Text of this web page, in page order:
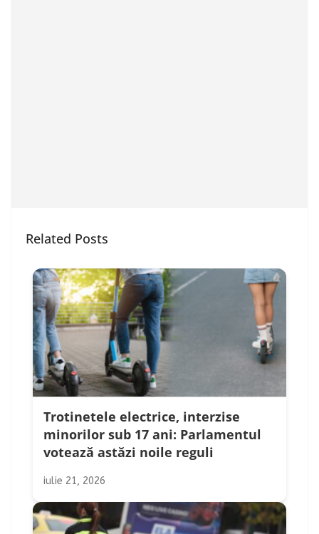
Related Posts
Trotinetele electrice, interzise
minorilor sub 17 ani: Parlamentul
votează astăzi noile reguli
iulie 21, 2026